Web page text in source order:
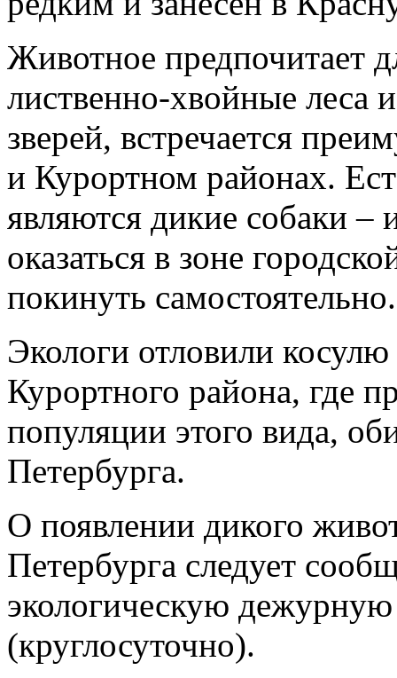
Животное предпочитает
лиственно-хвойные леса
зверей, встречается
и Курортном районах.
являются дикие собаки –
оказаться в зоне
покинуть самостоятельно.
Экологи отловили косулю
Курортного района, где
популяции этого вида,
Петербурга.
О появлении дикого
Петербурга следует
экологическую
(круглосуточно).